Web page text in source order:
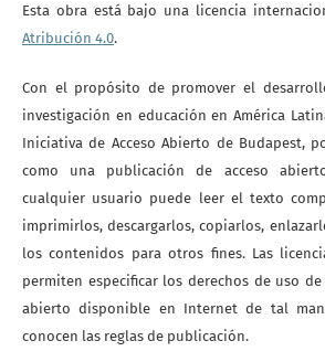
Esta obra está bajo una licencia
Atribución 4.0.
Con el propósito de promover el
investigación en educación en América
Iniciativa de Acceso Abierto de Budapest,
como una publicación de acceso
cualquier usuario puede leer el texto
imprimirlos, descargarlos, copiarlos,
los contenidos para otros fines. Las
permiten especificar los derechos de uso
abierto disponible en Internet de tal
conocen las reglas de publicación.